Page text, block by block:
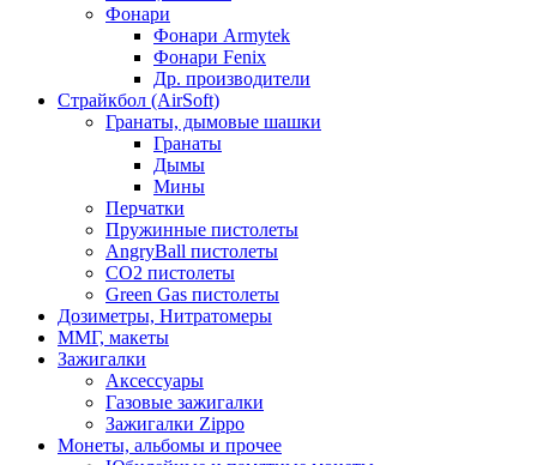
Фонари
Фонари Armytek
Фонари Fenix
Др. производители
Страйкбол (AirSoft)
Гранаты, дымовые шашки
Гранаты
Дымы
Мины
Перчатки
Пружинные пистолеты
AngryBall пистолеты
CO2 пистолеты
Green Gas пистолеты
Дозиметры, Нитратомеры
ММГ, макеты
Зажигалки
Аксессуары
Газовые зажигалки
Зажигалки Zippo
Монеты, альбомы и прочее